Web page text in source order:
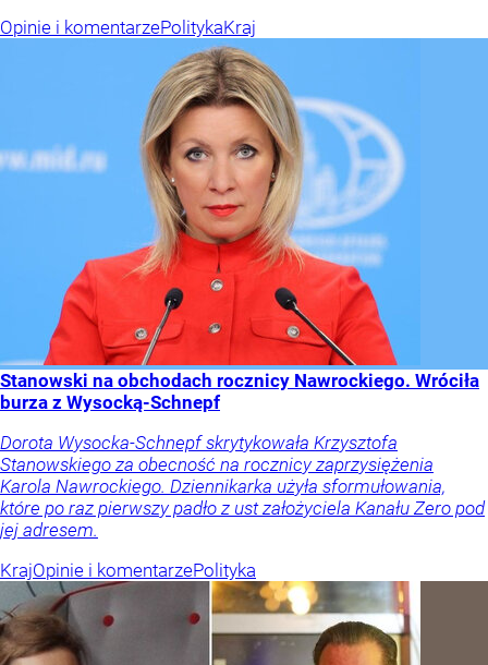
Opinie i komentarzePolitykaKraj
Stanowski na obchodach rocznicy Nawrockiego. Wróciła
burza z Wysocką-Schnepf
Dorota Wysocka-Schnepf skrytykowała Krzysztofa
Stanowskiego za obecność na rocznicy zaprzysiężenia
Karola Nawrockiego. Dziennikarka użyła sformułowania,
które po raz pierwszy padło z ust założyciela Kanału Zero pod
jej adresem.
KrajOpinie i komentarzePolityka